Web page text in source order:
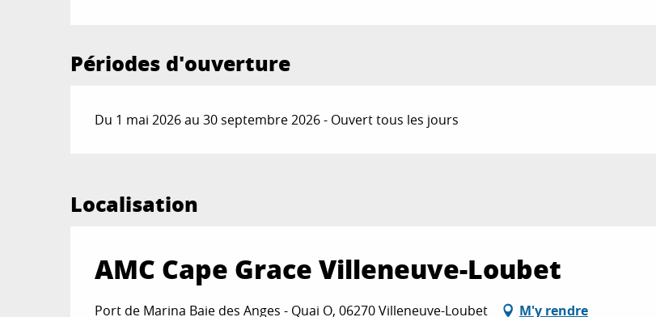
Périodes d'ouverture
Du 1 mai 2026 au 30 septembre 2026 - Ouvert tous les jours
Localisation
AMC Cape Grace Villeneuve-Loubet
Port de Marina Baie des Anges - Quai O, 06270 Villeneuve-Loubet M'y rendre